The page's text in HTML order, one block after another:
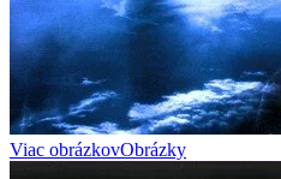
Viac obrázkovObrázky